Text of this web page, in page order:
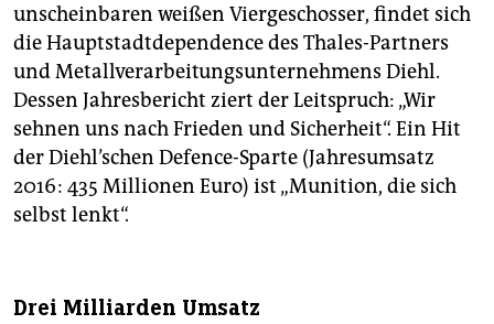
unscheinbaren weißen Viergeschosser, findet sich
die Hauptstadtdependence des Thales-Partners
und Metallverarbeitungsunternehmens Diehl.
Dessen Jahresbericht ziert der Leitspruch: „Wir
sehnen uns nach Frieden und Sicherheit“. Ein Hit
der Diehl’schen Defence-Sparte (Jahresumsatz
2016: 435 Millionen Euro) ist „Munition, die sich
selbst lenkt“.
Drei Milliarden Umsatz